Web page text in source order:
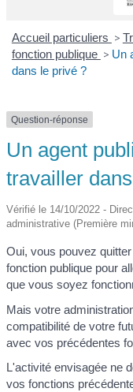
Accueil particuliers >
fonction publique > Un
dans le privé ?
Question-réponse
Un agent
travailler
Vérifié le 14/10/2022 -
administrative (Première
Oui, vous pouvez
fonction publique pour
que vous soyez
Mais votre
compatibilité de votre
avec vos précédentes
L'activité envisagée ne
vos fonctions